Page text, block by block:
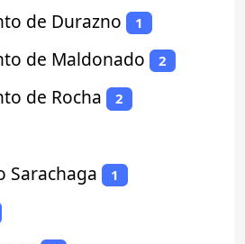
de Durazno 1
de Maldonado 2
de Rocha 2
Sarachaga 1